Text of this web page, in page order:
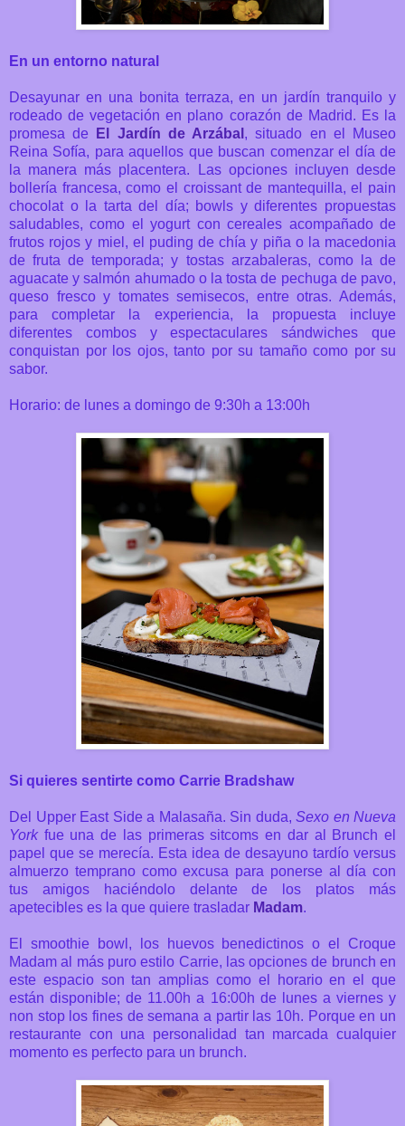
En un entorno natural
Desayunar en una bonita terraza, en un jardín tranquilo y
rodeado de vegetación en plano corazón de Madrid. Es la
promesa de
El Jardín de Arzábal , situado en el Museo
Reina Sofía, para aquellos que buscan comenzar el día de
la manera más placentera. Las opciones incluyen desde
bollería francesa, como el croissant de mantequilla, el pain
chocolat o la tarta del día; bowls y diferentes propuestas
saludables, como el yogurt con cereales acompañado de
frutos rojos y miel, el puding de chía y piña o la macedonia
de fruta de temporada; y tostas arzabaleras, como la de
aguacate y salmón ahumado o la tosta de pechuga de pavo,
queso fresco y tomates semisecos, entre otras. Además,
para completar la experiencia, la propuesta incluye
diferentes combos y espectaculares sándwiches que
conquistan por los ojos, tanto por su tamaño como por su
sabor.
Horario: de lunes a domingo de 9:30h a 13:00h
Si quieres sentirte como Carrie Bradshaw
Del Upper East Side a Malasaña. Sin duda, Sexo en Nueva
Yorkfue una de las primeras sitcoms en dar al Brunch el
papel que se merecía. Esta idea de desayuno tardío versus
almuerzo temprano como excusa para ponerse al día con
tus amigos haciéndolodelante de los platos más
apetecibles es la que quiere trasladar Madam.
El smoothie bowl, los huevos benedictinos o el Croque
Madam al más puro estilo Carrie, las opciones de brunch en
este espacio son tan amplias como el horario en el que
están disponible; de 11.00h a 16:00h de lunes a viernes y
non stop los fines de semana a partir las 10h. Porque en un
restaurante con una personalidad tan marcada cualquier
momento es perfecto para un brunch.